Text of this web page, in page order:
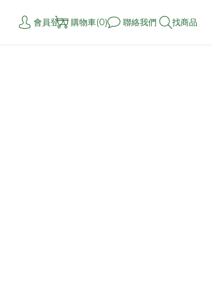
會員登入 購物車(0) 聯絡我們 找商品